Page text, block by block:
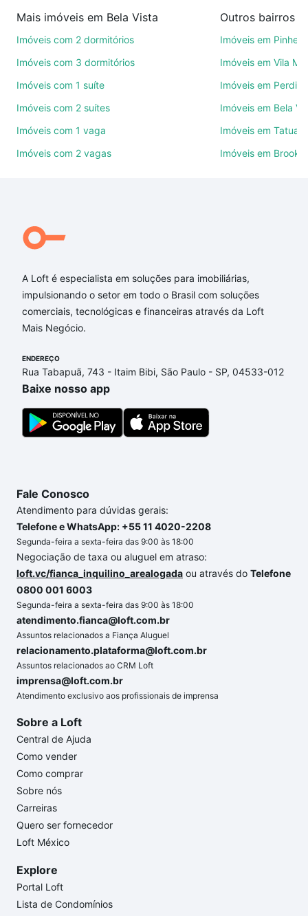
de imóveis.
ruas, bairros e até condomínios favoritos. Você
também pode usar os filtros como quantidade de
quartos, suítes, com ou sem vaga de garagem para
comodidades, como piscina, academia, salão de
Qual o preço de Imóveis à venda em dona antonia
de queiros - Bela Vista, São Paulo, SP?
Aqui na Loft temos a oferta ideal para você, com
Imóveis à venda em dona antonia de queiros - Bela
Vista, São Paulo, SP que custam a partir de R$ 0 e
com nossas opções de financiamento imobiliário as
ainda tem alguma dúvida dos custos envolvidos no
processo de compra, veja em nosso portal quanto
custa comprar um apartamento
gente para comprar o imóvel dos seus sonhos com
segurança e conforto. Loft, com você até as
Mais imóveis em Bela Vista
Imóveis com 2 dormitórios
Imóveis com 3 dormitórios
Imóveis com 1 suíte
Imóveis com 2 suítes
Imóveis com 1 vaga
Imóveis com 2 vagas
Outros bairros
Imóveis em
Imóveis em Vila
Imóveis em
Imóveis em Bela
Imóveis em
Imóveis em
A Loft é especialista em soluções para imobiliárias,
impulsionando o setor em todo o Brasil com soluções
comerciais, tecnológicas e financeiras através da Loft
Mais Negócio.
ENDEREÇO
Rua Tabapuã, 743 - Itaim Bibi, São Paulo - SP, 04533-012
Baixe nosso app
Fale Conosco
Atendimento para dúvidas gerais:
Telefone e WhatsApp: +55 11 4020-2208
Segunda-feira a sexta-feira das 9:00 às 18:00
Negociação de taxa ou aluguel em atraso:
loft.vc/fianca_inquilino_arealogada ou através do Telefone
0800 001 6003
Segunda-feira a sexta-feira das 9:00 às 18:00
atendimento.fianca@loft.com.br
Assuntos relacionados a Fiança Aluguel
relacionamento.plataforma@loft.com.br
Assuntos relacionados ao CRM Loft
imprensa@loft.com.br
Atendimento exclusivo aos profissionais de imprensa
Sobre a Loft
Central de Ajuda
Como vender
Como comprar
Sobre nós
Carreiras
Quero ser fornecedor
Loft México
Explore
Portal Loft
Lista de Condomínios